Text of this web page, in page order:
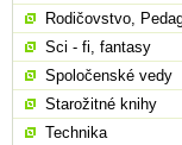
Rodičovstvo,
Sci - fi, fantasy
Spoločenské vedy
Starožitné knihy
Technika